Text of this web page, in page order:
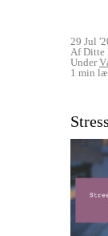
29 Jul
Af Ditte
Under
1 min